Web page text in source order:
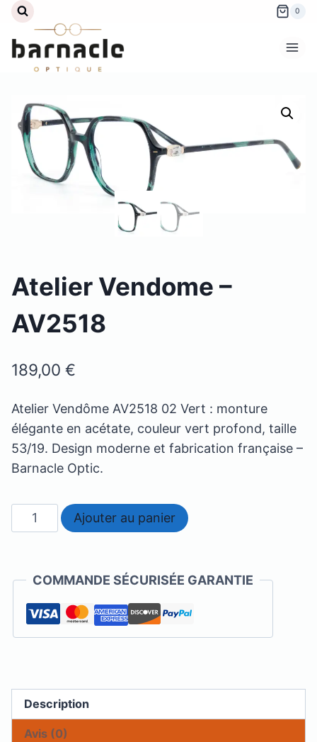
Aller
contenu
0
Atelier Vendome –
AV2518
189,00€
Atelier Vendôme AV2518 02 Vert : monture
élégante en acétate, couleur vert profond, taille
53/19. Design moderne et fabrication française –
Barnacle Optic.
quantité
de
Vendome
AV2518
Ajouter au panier
COMMANDE SÉCURISÉE GARANTIE
Description
Avis (0)